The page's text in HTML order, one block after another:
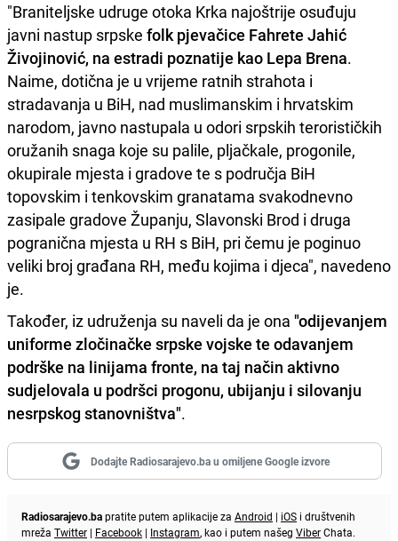
"Braniteljske udruge otoka Krka najoštrije osuđuju
javni nastup srpske folk pjevačice Fahrete Jahić
Živojinović, na estradi poznatije kao Lepa Brena.
Naime, dotična je u vrijeme ratnih strahota i
stradavanja u BiH, nad muslimanskim i hrvatskim
narodom, javno nastupala u odori srpskih terorističkih
oružanih snaga koje su palile, pljačkale, progonile,
okupirale mjesta i gradove te s područja BiH
topovskim i tenkovskim granatama svakodnevno
zasipale gradove Županju, Slavonski Brod i druga
pogranična mjesta u RH s BiH, pri čemu je poginuo
veliki broj građana RH, među kojima i djeca", navedeno
je.
Također, iz udruženja su naveli da je ona "odijevanjem
uniforme zločinačke srpske vojske te odavanjem
podrške na linijama fronte, na taj način aktivno
sudjelovala u podršci progonu, ubijanju i silovanju
nesrpskog stanovništva".
Dodajte Radiosarajevo.ba u omiljene Google izvore
Radiosarajevo.bapratite putem aplikacije za Android | iOS i društvenih
mreža Twitter | Facebook | Instagram, kao i putem našeg ViberChata.